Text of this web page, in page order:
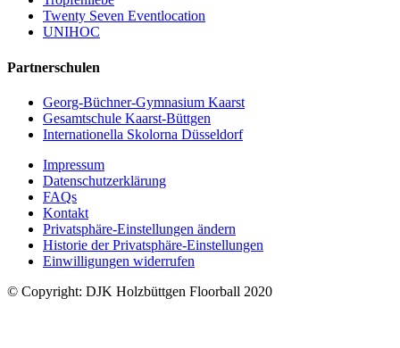
Twenty Seven Eventlocation
UNIHOC
Partnerschulen
Georg-Büchner-Gymnasium Kaarst
Gesamtschule Kaarst-Büttgen
Internationella Skolorna Düsseldorf
Impressum
Datenschutzerklärung
FAQs
Kontakt
Privatsphäre-Einstellungen ändern
Historie der Privatsphäre-Einstellungen
Einwilligungen widerrufen
© Copyright: DJK Holzbüttgen Floorball 2020